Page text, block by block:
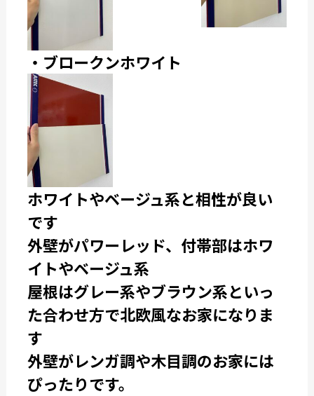
・ブロークンホワイト
ホワイトやベージュ系と相性が良い
です
外壁がパワーレッド、付帯部はホワ
イトやベージュ系
屋根はグレー系やブラウン系といっ
た合わせ方で北欧風なお家になりま
す
外壁がレンガ調や木目調のお家には
ぴったりです。